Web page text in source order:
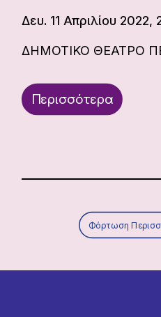
Δευ. 11 Απριλίου 2022,
ΔΗΜΟΤΙΚΟ ΘΕΑΤΡΟ
Περισσότερα
Φόρτωση